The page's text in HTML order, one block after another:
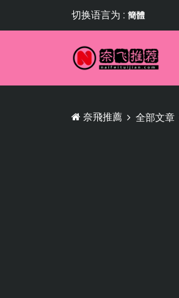
切换语言为 : 簡體
奈飛推薦 全部文章